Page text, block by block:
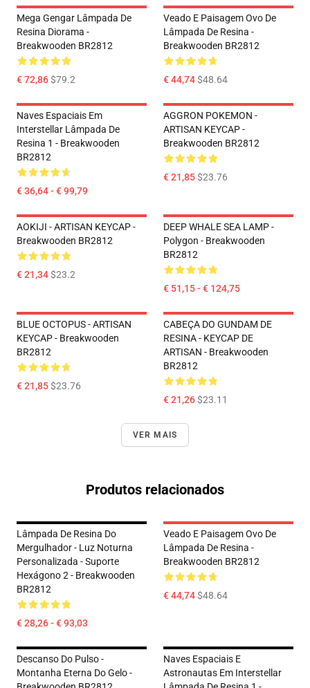
Mega Gengar Lâmpada De
Resina Diorama -
Breakwooden BR2812
€ 72,86$79.2
Veado E Paisagem Ovo De
Lâmpada De Resina -
Breakwooden BR2812
€ 44,74$48.64
Naves Espaciais Em
Interstellar Lâmpada De
Resina 1 - Breakwooden
BR2812
€ 36,64 - € 99,79
AGGRON POKEMON -
ARTISAN KEYCAP -
Breakwooden BR2812
€ 21,85$23.76
AOKIJI - ARTISAN KEYCAP -
Breakwooden BR2812
€ 21,34$23.2
DEEP WHALE SEA LAMP -
Polygon - Breakwooden
BR2812
€ 51,15 - € 124,75
BLUE OCTOPUS - ARTISAN
KEYCAP - Breakwooden
BR2812
€ 21,85$23.76
CABEÇA DO GUNDAM DE
RESINA - KEYCAP DE
ARTISAN - Breakwooden
BR2812
€ 21,26$23.11
VER MAIS
Produtos relacionados
Lâmpada De Resina Do
Mergulhador - Luz Noturna
Personalizada - Suporte
Hexágono 2 - Breakwooden
BR2812
€ 28,26 - € 93,03
Veado E Paisagem Ovo De
Lâmpada De Resina -
Breakwooden BR2812
€ 44,74$48.64
Descanso Do Pulso -
Montanha Eterna Do Gelo -
Naves Espaciais E
Astronautas Em Interstellar